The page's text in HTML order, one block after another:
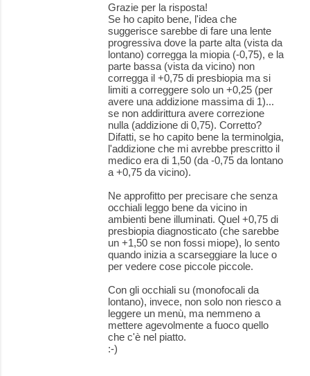
Grazie per la risposta!
Se ho capito bene, l'idea che
suggerisce sarebbe di fare una lente
progressiva dove la parte alta (vista da
lontano) corregga la miopia (-0,75), e la
parte bassa (vista da vicino) non
corregga il +0,75 di presbiopia ma si
limiti a correggere solo un +0,25 (per
avere una addizione massima di 1)...
se non addirittura avere correzione
nulla (addizione di 0,75). Corretto?
Difatti, se ho capito bene la terminolgia,
l'addizione che mi avrebbe prescritto il
medico era di 1,50 (da -0,75 da lontano
a +0,75 da vicino).
Ne approfitto per precisare che senza
occhiali leggo bene da vicino in
ambienti bene illuminati. Quel +0,75 di
presbiopia diagnosticato (che sarebbe
un +1,50 se non fossi miope), lo sento
quando inizia a scarseggiare la luce o
per vedere cose piccole piccole.
Con gli occhiali su (monofocali da
lontano), invece, non solo non riesco a
leggere un menù, ma nemmeno a
mettere agevolmente a fuoco quello
che c'è nel piatto.
:-)